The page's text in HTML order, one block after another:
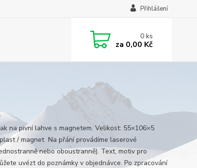
Přihlášení
0ks
za 0,00 Kč
na pivní lahve s magnetem. Velikost: 55×106×5
/ magnet Na přání provádíme laserové
nebo oboustranně). Text, motiv pro
uvézt do poznámky v objednávce. Po zpracování